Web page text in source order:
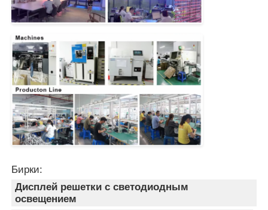
Бирки:
Дисплей решетки с светодиодным
освещением